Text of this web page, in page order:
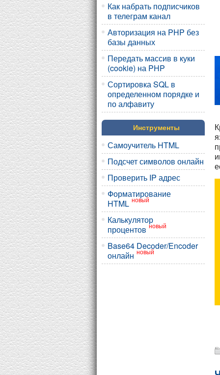
Как набрать подписчиков
в телеграм канал
Авторизация на PHP без
базы данных
Передать массив в куки
(cookie) на PHP
Сортировка SQL в
определенном порядке и
по алфавиту
Инструменты
Самоучитель HTML
Подсчет символов онлайн
Проверить IP адрес
Форматирование
HTML новый
Калькулятор
процентов новый
Base64 Decoder/Encoder
онлайн новый